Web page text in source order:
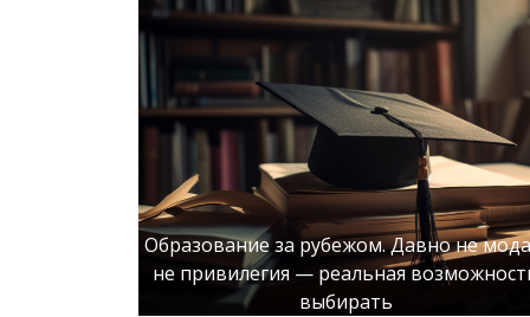
Образование за рубежом. Давно не
не привилегия — реальная
выбирать